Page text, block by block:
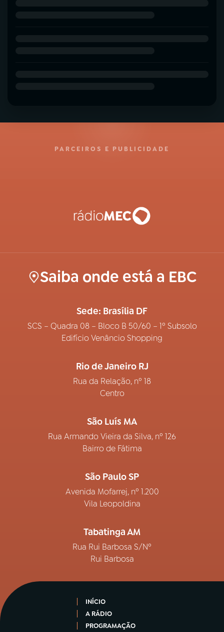
PARCEIROS E PUBLICIDADE
Saiba onde está a EBC
Sede: Brasília DF
SCS – Quadra 08 – Bloco B 50/60 – 1º Subsolo
Edifício Venâncio Shopping
Rio de Janeiro RJ
Rua da Relação, nº 18
Centro
São Luís MA
Rua Armando Vieira da Silva, nº 126
Bairro de Fátima
São Paulo SP
Avenida Mofarrej, nº 1.200
Vila Leopoldina
Tabatinga AM
Rua Rui Barbosa S/Nº
Rui Barbosa
INÍCIO
A RÁDIO
PROGRAMAÇÃO